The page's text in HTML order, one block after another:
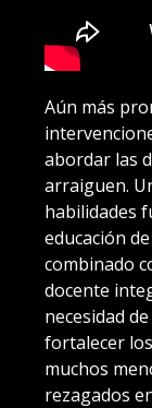
Aún más
abordar las
arraiguen.
habilidades
educación
combinado
docente
necesidad
fortalecer
muchos
rezagados